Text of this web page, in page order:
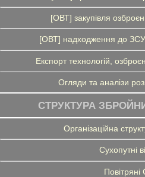
[ОВТ] закупівля
[ОВТ] надходження до
Експорт технологій,
Огляди та аналізи
СТРУКТУРА
Організаційна
Сухопутні
Повітряні